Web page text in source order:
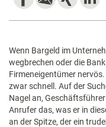
Wenn Bargeld im
wegbrechen oder die
Firmeneigentümer
zwar schnell. Auf der
Nagel an,
Anrufer das, was er in
an der Spitze, der ein